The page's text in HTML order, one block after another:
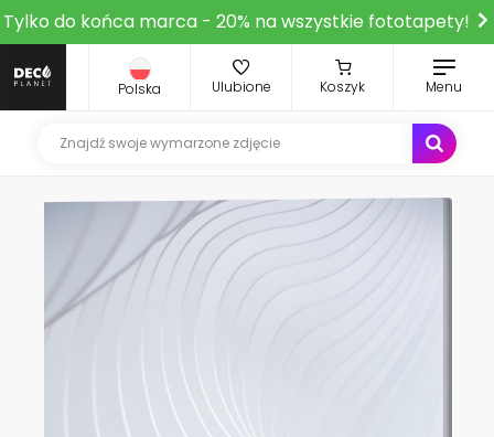
Tylko do końca marca - 20% na wszystkie fototapety!
Polska Ulubione Koszyk Menu